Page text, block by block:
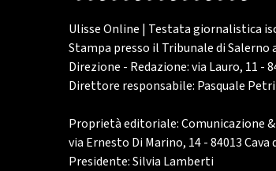
Ulisse Online | Testata giornalistica
Stampa presso il Tribunale di Salerno
Direzione - Redazione: via Lauro, 11 -
Direttore responsabile: Pasquale
Proprietà editoriale: Comunicazione
via Ernesto Di Marino, 14 - 84013 Cava
Presidente: Silvia Lamberti